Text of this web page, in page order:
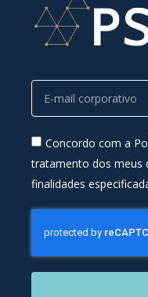
Concordo com a
tratamento dos meus
finalidades